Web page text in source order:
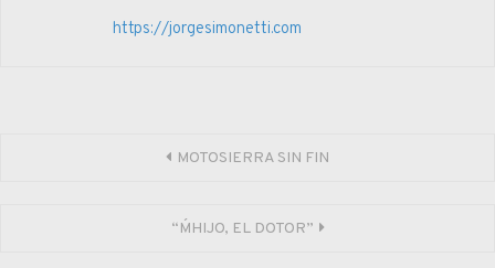
https://jorgesimonetti.com
NavegaciónMOTOSIERRA SIN FIN
“M´HIJO, EL DOTOR”